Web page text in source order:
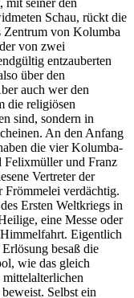
Schau, rückt die
Zentrum von Kolumba
von zwei
entzauberten
über den
auch wer den
die religiösen
sind, sondern in
An den Anfang
die vier Kolumba-
Felixmüller und Franz
Vertreter der
Frömmelei verdächtig.
Ersten Weltkriegs in
eine Messe oder
Eigentlich
besaß die
wie das gleich
mittelalterlichen
Selbst ein